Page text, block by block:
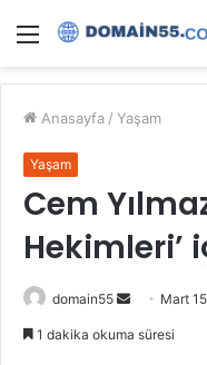
Menü
Anasayfa / Yaşam
Yaşam
Cem
Hekimleri’
domain55
Bir
Mart
1 dakika okuma süresi